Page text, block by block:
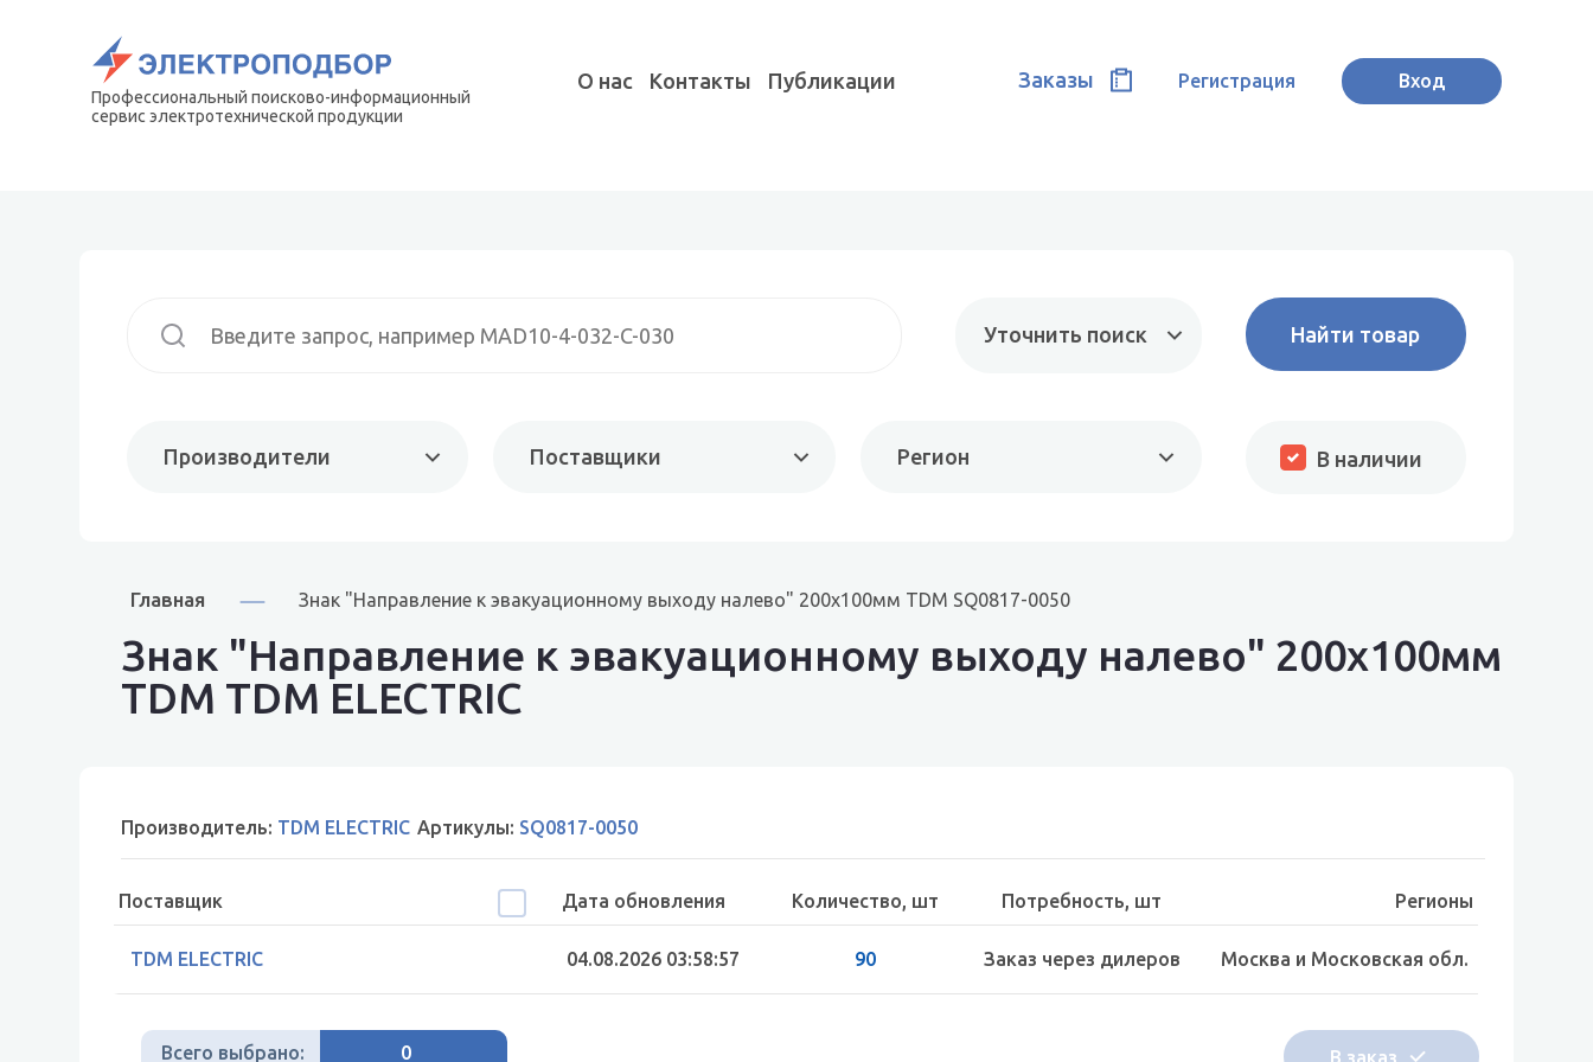
Профессиональный поисково-информационный
сервис электротехнической продукции
О нас Контакты Публикации Заказы Регистрация Вход
Уточнить поиск
Производители Поставщики Регион В наличии
Главная Знак "Направление к эвакуационному выходу налево" 200х100мм TDM SQ0817-0050
Знак "Направление к эвакуационному выходу налево" 200х100мм
TDM TDM ELECTRIC
Производитель: TDM ELECTRIC Артикулы: SQ0817-0050
Поставщик Дата обновления Количество, шт Потребность, шт Регионы
TDM ELECTRIC 04.08.2026 03:58:57 90 Заказ через дилеров Москва и Московская обл.
Всего выбрано: 0